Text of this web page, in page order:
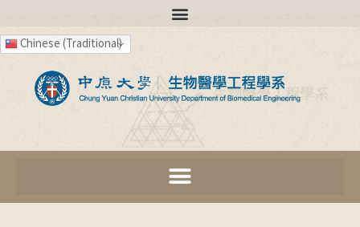
Chinese (Traditional)